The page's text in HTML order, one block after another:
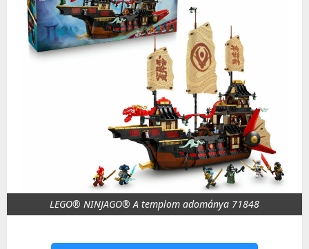
LEGO® NINJAGO® A templom adománya 71848